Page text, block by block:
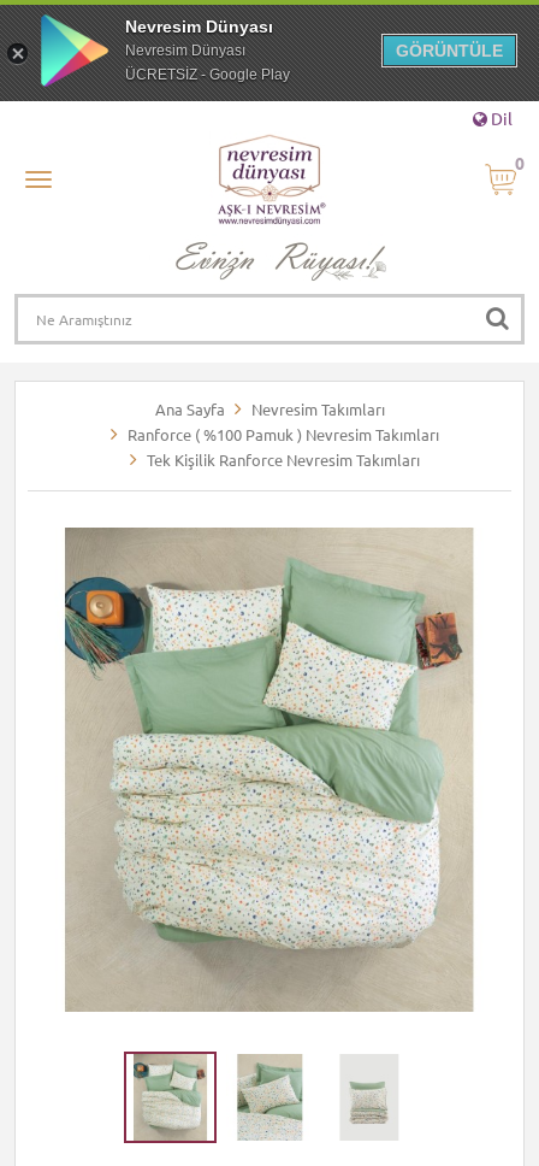
Dil
0
Ana Sayfa
Nevresim Takımları
Ranforce ( %100 Pamuk ) Nevresim Takımları
Tek Kişilik Ranforce Nevresim Takımları
Nevresim Dünyası
Nevresim Dünyası
ÜCRETSİZ - Google Play
GÖRÜNTÜLE